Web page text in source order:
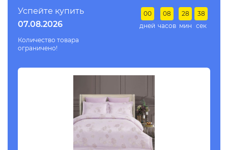
Успейте купить
07.08.2026
Количество товара
ограничено!
00
дней
08
часов
28
мин
37
сек